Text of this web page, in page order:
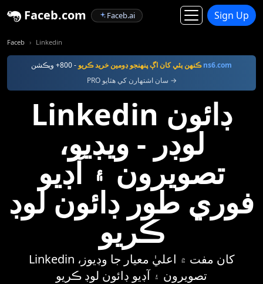
Faceb.com Faceb.ai Sign Up
Faceb Linkedin
ڪنهن ٻئي کان اڳ پنهنجو ڊومين خريد ڪريو- 800+ ويڪشنns6.com
PRO سان اشتهارن کي هٽايو →
Linkedin ڊائون
لوڊر - ويڊيو،
تصويرون ۽ آڊيو
فوري طور ڊائون لوڊ
ڪريو
Linkedin کان مفت ۾ اعليٰ معيار جا وڊيوز،
تصويرون ۽ آڊيو ڊائون لوڊ ڪريو